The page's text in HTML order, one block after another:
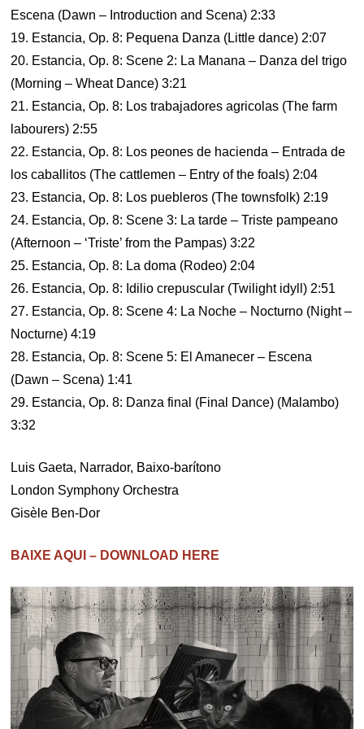
Escena (Dawn – Introduction and Scena) 2:33
19. Estancia, Op. 8: Pequena Danza (Little dance) 2:07
20. Estancia, Op. 8: Scene 2: La Manana – Danza del trigo
(Morning – Wheat Dance) 3:21
21. Estancia, Op. 8: Los trabajadores agricolas (The farm
labourers) 2:55
22. Estancia, Op. 8: Los peones de hacienda – Entrada de
los caballitos (The cattlemen – Entry of the foals) 2:04
23. Estancia, Op. 8: Los puebleros (The townsfolk) 2:19
24. Estancia, Op. 8: Scene 3: La tarde – Triste pampeano
(Afternoon – ‘Triste’ from the Pampas) 3:22
25. Estancia, Op. 8: La doma (Rodeo) 2:04
26. Estancia, Op. 8: Idilio crepuscular (Twilight idyll) 2:51
27. Estancia, Op. 8: Scene 4: La Noche – Nocturno (Night –
Nocturne) 4:19
28. Estancia, Op. 8: Scene 5: El Amanecer – Escena
(Dawn – Scena) 1:41
29. Estancia, Op. 8: Danza final (Final Dance) (Malambo)
3:32
Luis Gaeta, Narrador, Baixo-barítono
London Symphony Orchestra
Gisèle Ben-Dor
BAIXE AQUI – DOWNLOAD HERE